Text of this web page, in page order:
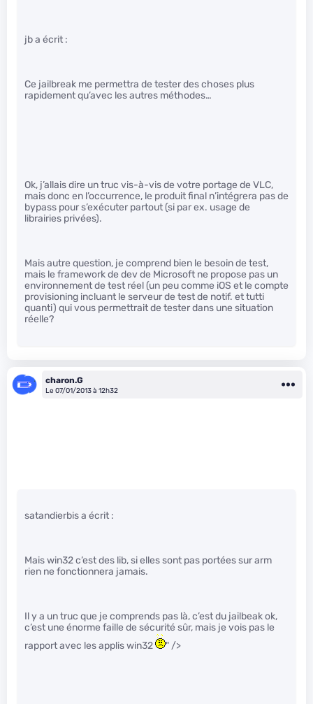
jb a écrit :
Ce jailbreak me permettra de tester des choses plus
rapidement qu’avec les autres méthodes…
Ok, j’allais dire un truc vis-à-vis de votre portage de VLC,
mais donc en l’occurrence, le produit final n’intégrera pas de
bypass pour s’exécuter partout (si par ex. usage de
librairies privées).
Mais autre question, je comprend bien le besoin de test,
mais le framework de dev de Microsoft ne propose pas un
environnement de test réel (un peu comme iOS et le compte
provisioning incluant le serveur de test de notif. et tutti
quanti) qui vous permettrait de tester dans une situation
réelle?
charon.G
Le 07/01/2013 à 12h32
satandierbis a écrit :
Mais win32 c’est des lib, si elles sont pas portées sur arm
rien ne fonctionnera jamais.
Il y a un truc que je comprends pas là, c’est du jailbeak ok,
c’est une énorme faille de sécurité sûr, mais je vois pas le
rapport avec les applis win32
" />